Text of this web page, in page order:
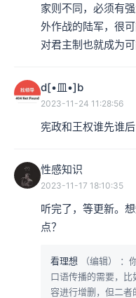
法国国王路易
当然，为了避免混淆，
异。就像一段文献中所
主制的国家从未成功地
史遗留的法律或机构对
任何地方都不存在，就
易十四统治下的法国也
家则不同，必须有
外作战的陆军，很
对君主制也就成为可
d[•皿•]b
2023-11-24 11:28:56
宪政和王权谁先谁
性感知识
2023-11-17 18:10:35
听完了，等更新。
点？
看理想 （编辑）
：
口语传播的需要，
容进行增删，但二者